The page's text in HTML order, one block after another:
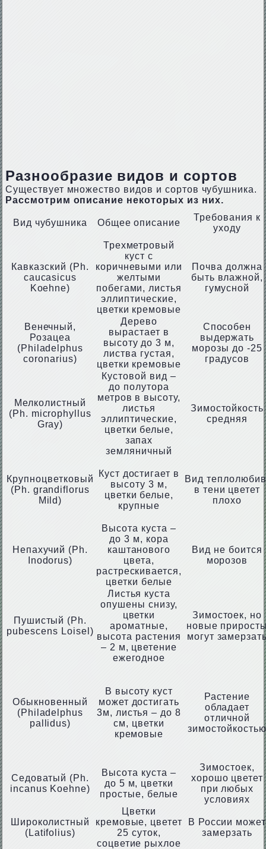
Разнообразие видов и сортов
Существует множество видов и сортов чубушника.
Рассмотрим описание некоторых из них.
Вид чубушника Общее описание
Требования к
уходу
Кавказский (Ph.
caucasicus
Koehne)
Трехметровый
куст с
коричневыми или
желтыми
побегами, листья
эллиптические,
цветки кремовые
Почва должна
быть влажной,
гумусной
Венечный,
Розацеа
(Philadelphus
coronarius)
Дерево
вырастает в
высоту до 3 м,
листва густая,
цветки кремовые
Способен
выдержать
морозы до -25
градусов
Мелколистный
(Ph. microphyllus
Gray)
Кустовой вид –
до полутора
метров в высоту,
листья
эллиптические,
цветки белые,
запах
земляничный
Зимостойкость
средняя
Крупноцветковый
(Ph. grandiflorus
Mild)
Куст достигает в
высоту 3 м,
цветки белые,
крупные
Вид
в тени цветет
плохо
Непахучий (Ph.
Inodorus)
Высота куста –
до 3 м, кора
каштанового
цвета,
растрескивается,
цветки белые
Вид не боится
морозов
Пушистый (Ph.
pubescens Loisel)
Листья куста
опушены снизу,
цветки
ароматные,
высота растения
– 2 м, цветение
ежегодное
Зимостоек, но
новые
могут
Обыкновенный
(Philadelphus
pallidus)
В высоту куст
может достигать
3м, листья – до 8
см, цветки
кремовые
Растение
обладает
отличной
Седоватый (Ph.
incanus Koehne)
Высота куста –
до 5 м, цветки
простые, белые
Зимостоек,
хорошо цветет
при любых
условиях
Широколистный
(Latifolius)
Цветки
кремовые, цветет
25 суток,
соцветие рыхлое
В России может
замерзать